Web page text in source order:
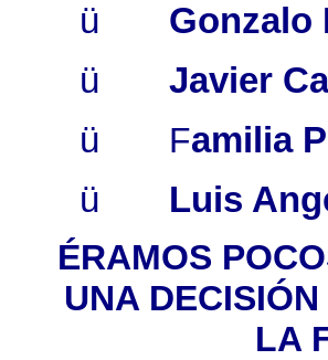
ü
Gonzalo
ü
Javier
ü
Familia
ü
Luis
ÉRAMOS
UNA
LA